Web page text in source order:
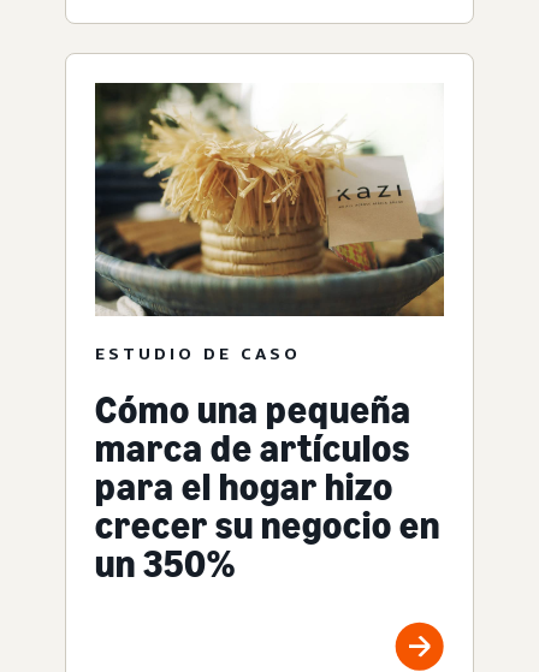
ESTUDIO DE CASO
Cómo una pequeña
marca de artículos
para el hogar hizo
crecer su negocio en
un 350%